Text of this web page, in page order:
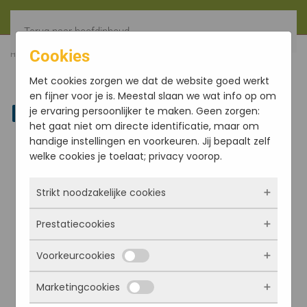
Terug naar hoofdinhoud
HOME FILTER
Linkedin
Cookies
Met cookies zorgen we dat de website goed werkt
en fijner voor je is. Meestal slaan we wat info op om
je ervaring persoonlijker te maken. Geen zorgen:
het gaat niet om directe identificatie, maar om
handige instellingen en voorkeuren. Jij bepaalt zelf
welke cookies je toelaat; privacy voorop.
Strikt noodzakelijke cookies
Deze cookies zorgen ervoor dat de website
überhaupt werkt. Ze zijn dus altijd actief en
kunnen niet worden uitgezet. Meestal worden
ze alleen geplaatst als jij iets doet, zoals
inloggen, een formulier invullen of je
Prestatiecookies
Met deze cookies zien we hoe vaak onze site
bezocht wordt, waar bezoekers vandaan
komen en welke pagina’s populair zijn. Zo
Voorkeurcookies
Deze cookies onthouden jouw voorkeuren.
Marketingcookies